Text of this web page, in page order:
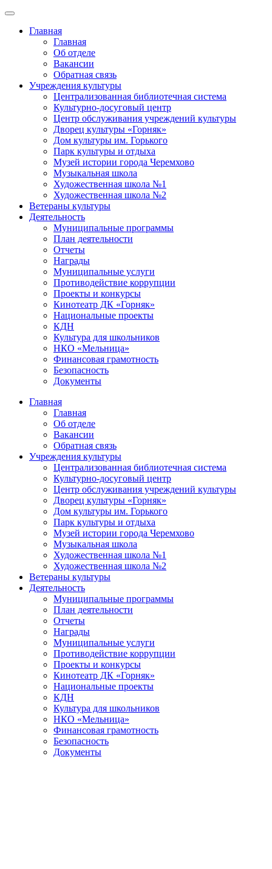
Главная
Главная
Об отделе
Вакансии
Обратная связь
Учреждения культуры
Централизованная библиотечная система
Культурно-досуговый центр
Центр обслуживания учреждений культуры
Дворец культуры «Горняк»
Дом культуры им. Горького
Парк культуры и отдыха
Музей истории города Черемхово
Музыкальная школа
Художественная школа №1
Художественная школа №2
Ветераны культуры
Деятельность
Муниципальные программы
План деятельности
Отчеты
Награды
Муниципальные услуги
Противодействие коррупции
Проекты и конкурсы
Кинотеатр ДК «Горняк»
Национальные проекты
КДН
Культура для школьников
НКО «Мельница»
Финансовая грамотность
Безопасность
Документы
Главная
Главная
Об отделе
Вакансии
Обратная связь
Учреждения культуры
Централизованная библиотечная система
Культурно-досуговый центр
Центр обслуживания учреждений культуры
Дворец культуры «Горняк»
Дом культуры им. Горького
Парк культуры и отдыха
Музей истории города Черемхово
Музыкальная школа
Художественная школа №1
Художественная школа №2
Ветераны культуры
Деятельность
Муниципальные программы
План деятельности
Отчеты
Награды
Муниципальные услуги
Противодействие коррупции
Проекты и конкурсы
Кинотеатр ДК «Горняк»
Национальные проекты
КДН
Культура для школьников
НКО «Мельница»
Финансовая грамотность
Безопасность
Документы